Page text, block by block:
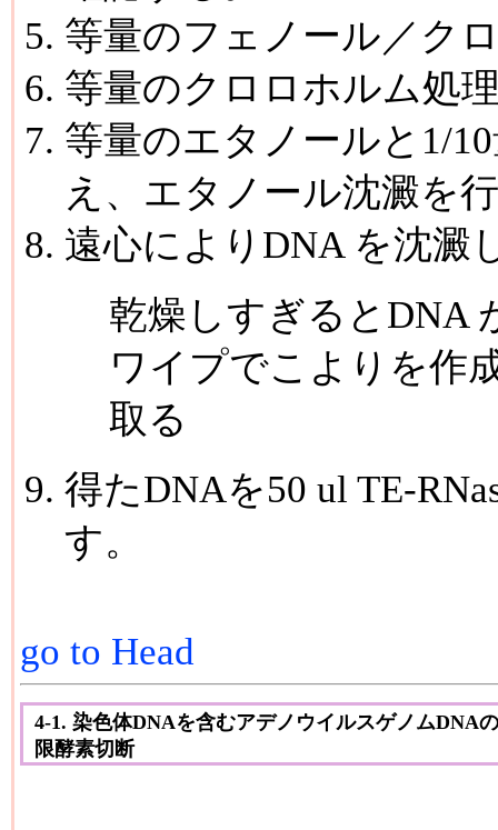
等量のフェノール／ク
等量のクロロホルム処
等量のエタノールと1/
え、エタノール沈澱を
遠心によりDNA を沈澱
乾燥しすぎるとDNA
ワイプでこよりを作
取る
得たDNAを50 ul TE-
す。
go to Head
4-1. 染色体DNAを含むアデノウイルスゲノムDNA
限酵素切断